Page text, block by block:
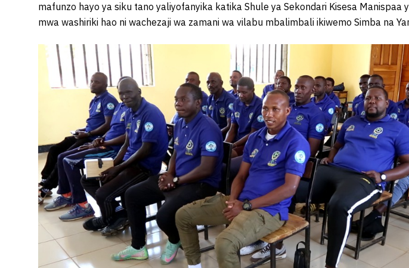
mafunzo hayo ya siku tano yaliyofanyika katika Shule ya Sekondari Kisesa Manispaa
mwa washiriki hao ni wachezaji wa zamani wa vilabu mbalimbali ikiwemo Simba na